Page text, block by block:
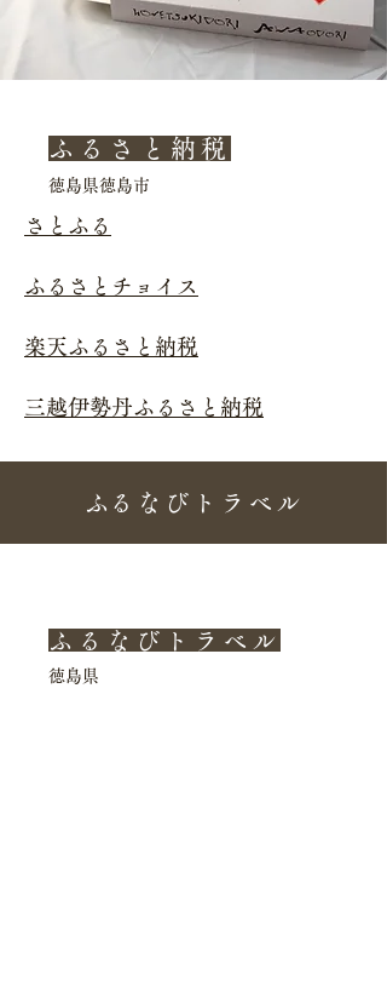
ふるさと納税
徳島県徳島市
さとふる​
ふるさとチョイス
​楽天ふるさと納税
​三越伊勢丹ふるさと納税
​ふるなびトラベル
ふるなびトラベル
徳島県